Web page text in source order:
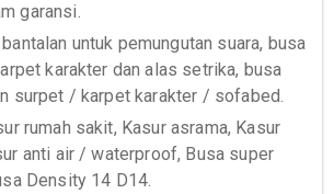
garansi.
untuk pemungutan suara, busa
karakter dan alas setrika, busa
surpet / karpet karakter / sofabed.
rumah sakit, Kasur asrama, Kasur
anti air / waterproof, Busa super
Density 14 D14.